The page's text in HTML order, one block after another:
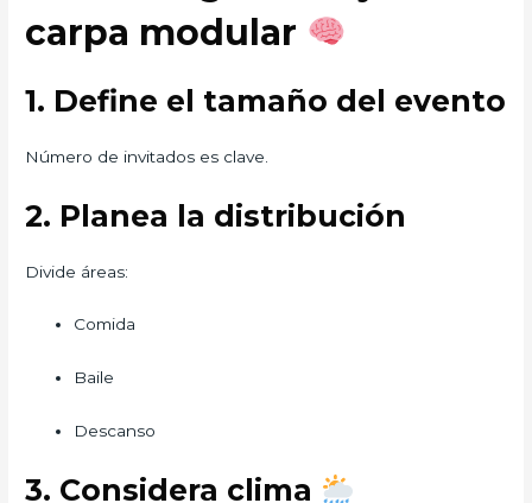
carpa modular
1. Define el tamaño del evento
Número de invitados es clave.
2. Planea la distribución
Divide áreas:
Comida
Baile
Descanso
3. Considera clima